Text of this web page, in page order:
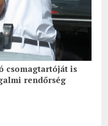
csomagtartóját is
rendőrség